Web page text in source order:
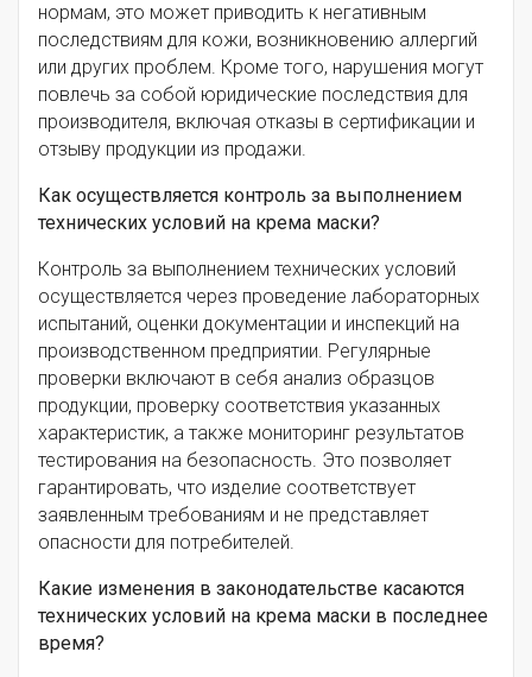
нормам, это может приводить к негативным
последствиям для кожи, возникновению аллергий
или других проблем. Кроме того, нарушения могут
повлечь за собой юридические последствия для
производителя, включая отказы в сертификации и
отзыву продукции из продажи.
Как осуществляется контроль за выполнением
технических условий на крема маски?
Контроль за выполнением технических условий
осуществляется через проведение лабораторных
испытаний, оценки документации и инспекций на
производственном предприятии. Регулярные
проверки включают в себя анализ образцов
продукции, проверку соответствия указанных
характеристик, а также мониторинг результатов
тестирования на безопасность. Это позволяет
гарантировать, что изделие соответствует
заявленным требованиям и не представляет
опасности для потребителей.
Какие изменения в законодательстве касаются
технических условий на крема маски в последнее
время?